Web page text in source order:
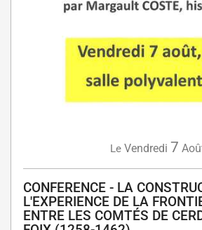
Le Vendredi 7
CONFERENCE - LA
L'EXPERIENCE DE LA
ENTRE LES COMTÉS DE